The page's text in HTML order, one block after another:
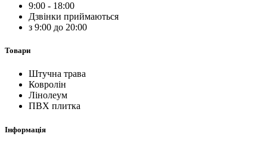
9:00 - 18:00
Дзвінки приймаються
з 9:00 до 20:00
Товари
Штучна трава
Ковролін
Лінолеум
ПВХ плитка
Інформація